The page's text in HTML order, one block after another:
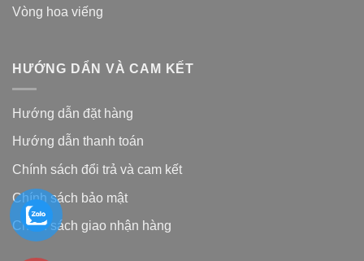
Vòng hoa viếng
HƯỚNG DẨN VÀ CAM KẾT
Hướng dẫn đặt hàng
Hướng dẫn thanh toán
Chính sách đổi trả và cam kết
Chính sách bảo mật
Chính sách giao nhận hàng